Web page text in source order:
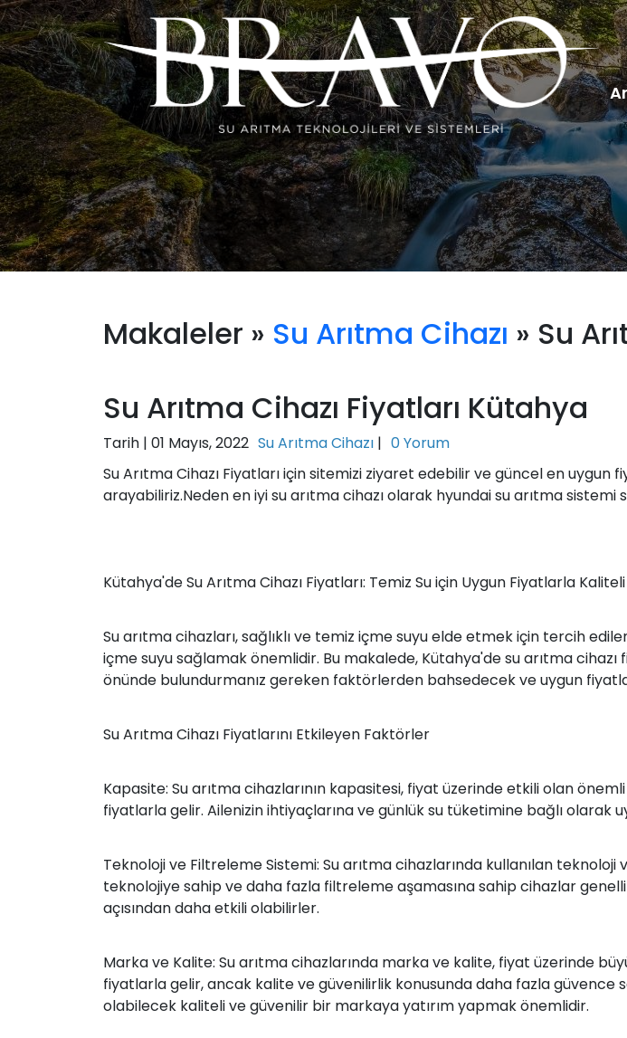
Makaleler » Su Arıtma Cihazı » Su
Su Arıtma Cihazı Fiyatları Kütahya
Tarih | 01 Mayıs, 2022 Su Arıtma Cihazı | 0 Yorum
Su Arıtma Cihazı Fiyatları için sitemizi ziyaret edebilir ve güncel en
arayabiliriz.Neden en iyi su arıtma cihazı olarak hyundai su arıtma sistemi
Kütahya'de Su Arıtma Cihazı Fiyatları: Temiz Su için Uygun Fiyatlarla
Su arıtma cihazları, sağlıklı ve temiz içme suyu elde etmek için tercih
içme suyu sağlamak önemlidir. Bu makalede, Kütahya'de su arıtma
önünde bulundurmanız gereken faktörlerden bahsedecek ve uygun
Su Arıtma Cihazı Fiyatlarını Etkileyen Faktörler
Kapasite: Su arıtma cihazlarının kapasitesi, fiyat üzerinde etkili olan
fiyatlarla gelir. Ailenizin ihtiyaçlarına ve günlük su tüketimine bağlı olarak
Teknoloji ve Filtreleme Sistemi: Su arıtma cihazlarında kullanılan
teknolojiye sahip ve daha fazla filtreleme aşamasına sahip cihazlar
açısından daha etkili olabilirler.
Marka ve Kalite: Su arıtma cihazlarında marka ve kalite, fiyat üzerinde
fiyatlarla gelir, ancak kalite ve güvenilirlik konusunda daha fazla güvence
olabilecek kaliteli ve güvenilir bir markaya yatırım yapmak önemlidir.